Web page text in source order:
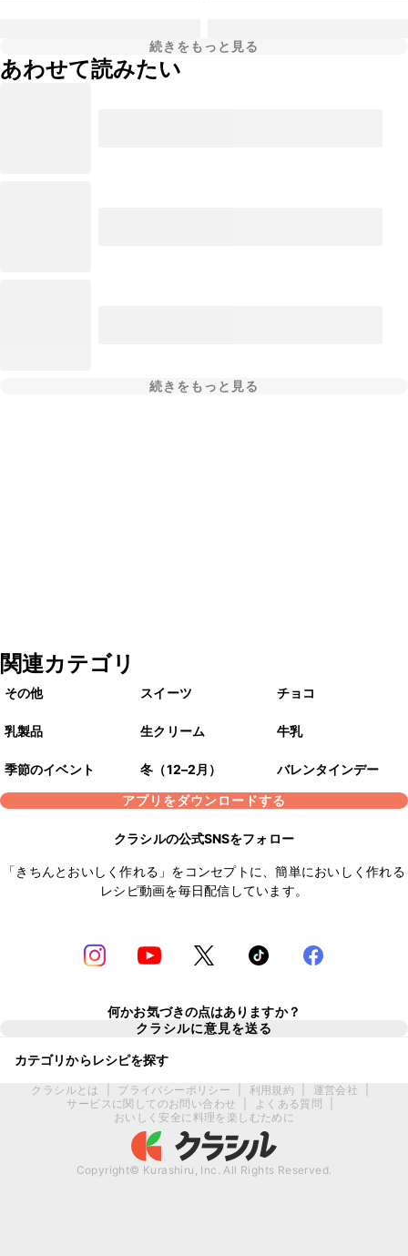
続きをもっと見る
あわせて読みたい
続きをもっと見る
関連カテゴリ
その他 スイーツ チョコ
乳製品 生クリーム 牛乳
季節のイベント 冬（12–2月）
バレンタインデー
アプリをダウンロードする
クラシルの公式SNSをフォロー
「きちんとおいしく作れる」をコンセプトに、簡単においしく作れる
レシピ動画を毎日配信しています。
何かお気づきの点はありますか？
クラシルに意見を送る
カテゴリからレシピを探す
クラシルとは プライバシーポリシー 利用規約 運営会社
サービスに関してのお問い合わせ
よくある質問
おいしく安全に料理を楽しむために
Copyright© Kurashiru, Inc. All Rights Reserved.